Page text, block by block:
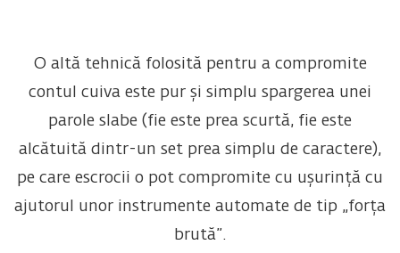
O altă tehnică folosită pentru a compromite
contul cuiva este pur și simplu spargerea unei
parole slabe (fie este prea scurtă, fie este
alcătuită dintr-un set prea simplu de caractere),
pe care escrocii o pot compromite cu ușurință cu
ajutorul unor instrumente automate de tip „forța
brută”.